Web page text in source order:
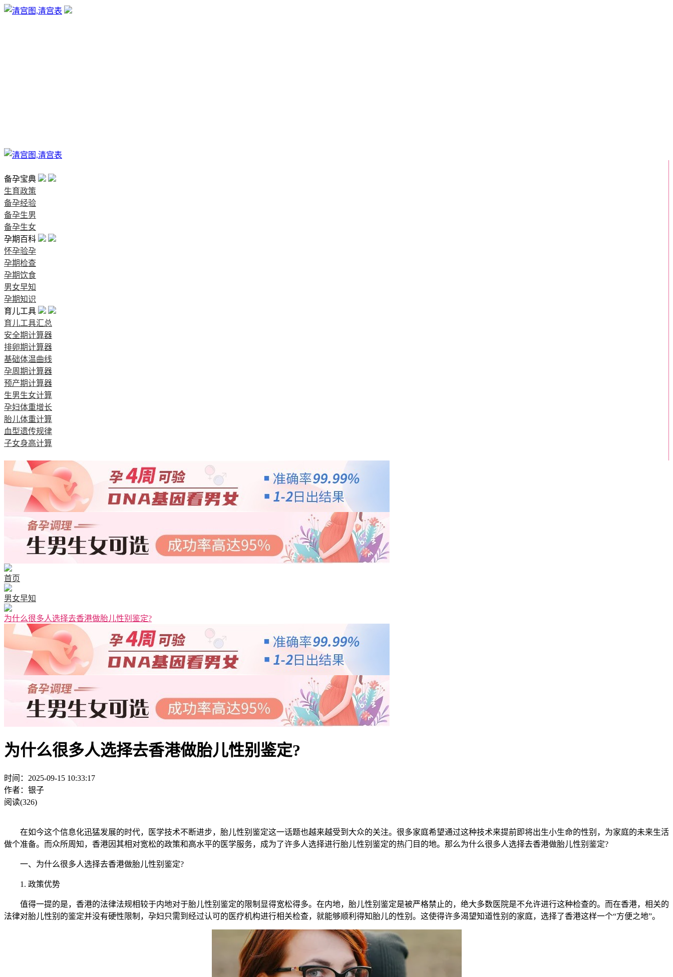
备孕宝典
生育政策
备孕经验
备孕生男
备孕生女
孕期百科
怀孕验孕
孕期检查
孕期饮食
男女早知
孕期知识
育儿工具
育儿工具汇总
安全期计算器
排卵期计算器
基础体温曲线
孕周期计算器
预产期计算器
生男生女计算
孕妇体重增长
胎儿体重计算
血型遗传规律
子女身高计算
首页
男女早知
为什么很多人选择去香港做胎儿性别鉴定?
为什么很多人选择去香港做胎儿性别鉴定?
时间：2025-09-15 10:33:17
作者：银子
阅读(326)
在如今这个信息化迅猛发展的时代，医学技术不断进步，胎儿性别鉴定这一话题也越来越受到大众的关注。很多家庭希望通过这种技术来提前即将出生小生命的性别，为家庭的未来生活
做个准备。而众所周知，香港因其相对宽松的政策和高水平的医学服务，成为了许多人选择进行胎儿性别鉴定的热门目的地。那么为什么很多人选择去香港做胎儿性别鉴定?
一、为什么很多人选择去香港做胎儿性别鉴定?
1. 政策优势
值得一提的是，香港的法律法规相较于内地对于胎儿性别鉴定的限制显得宽松得多。在内地，胎儿性别鉴定是被严格禁止的，绝大多数医院是不允许进行这种检查的。而在香港，相关的
法律对胎儿性别的鉴定并没有硬性限制，孕妇只需到经过认可的医疗机构进行相关检查，就能够顺利得知胎儿的性别。这使得许多渴望知道性别的家庭，选择了香港这样一个“方便之地”。